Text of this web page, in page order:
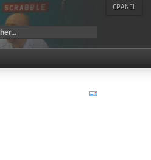
CPANEL